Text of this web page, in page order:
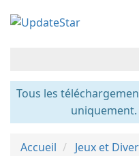
Tous les
uniquement.
Accueil Jeux et